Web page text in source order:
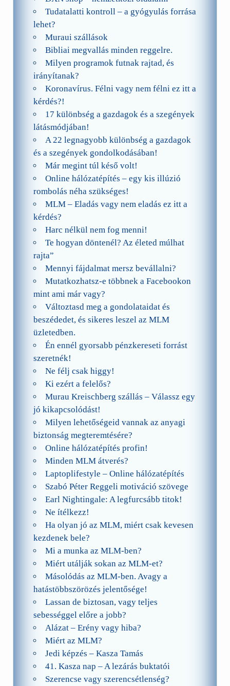
Tudatalatti kontroll – a gyógyulás forrása
lehet?
Muraui szállások
Bibliai megvallás minden reggelre.
Milyen programok futnak rajtad, és
irányítanak?
Koronavírus. Félni vagy nem félni ez itt a
kérdés?!
17 különbség a gazdagok és a szegények
látásmódjában!
A 22 legnagyobb különbség a gazdagok
és a szegények gondolkodásában!
Már megint túl késő volt!
Online hálózatépítés – egy kis illúzió
rombolás néha szükséges!
MLM – Eladás vagy nem eladás ez itt a
kérdés?
Harc nélkül nem fog menni!
Te hogyan döntenél? Az életed múlhat
rajta”
Mennyi fájdalmat mersz bevállalni?
Mutatkozhatsz-e többnek a Facebookon
mint ami már vagy?
Változtasd meg a gondolataidat és
beszédedet, és sikeres leszel az MLM
üzletedben.
Én ennél gyorsabb pénzkereseti forrást
szeretnék!
Ne félj csak higgy!
Ki ezért a felelős?
Murau Kreischberg szállás – Válassz egy
jó kikapcsolódást!
Milyen lehetőségeid vannak az anyagi
biztonság megteremtésére?
Online hálózatépítés profin!
Minden MLM átverés?
Laptoplifestyle – Online hálózatépítés
Szabó Péter Reggeli motiváció szövege
Earl Nightingale: A legfurcsább titok!
Ne ítélkezz!
Ha olyan jó az MLM, miért csak kevesen
kezdenek bele?
Mi a munka az MLM-ben?
Miért utálják sokan az MLM-et?
Másolódás az MLM-ben. Avagy a
hatástöbbszörözés jelentősége!
Lassan de biztosan, vagy teljes
sebességgel előre a jobb?
Alázat – Erény vagy hiba?
Miért az MLM?
Jedi képzés – Kasza Tamás
41. Kasza nap – A lezárás buktatói
Szerencse vagy szerencsétlenség?